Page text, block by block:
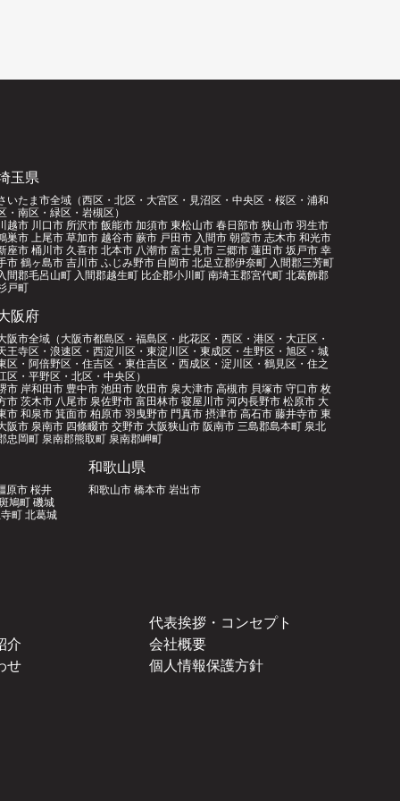
玉県
いたま市全域（西区・北区・大宮区・見沼区・中央区・桜区・浦和
・南区・緑区・岩槻区）
越市 川口市 所沢市 飯能市 加須市 東松山市 春日部市 狭山市 羽生市
巣市 上尾市 草加市 越谷市 蕨市 戸田市 入間市 朝霞市 志木市 和光市
座市 桶川市 久喜市 北本市 八潮市 富士見市 三郷市 蓮田市 坂戸市 幸
市 鶴ヶ島市 吉川市 ふじみ野市 白岡市 北足立郡伊奈町 入間郡三芳町
間郡毛呂山町 入間郡越生町 比企郡小川町 南埼玉郡宮代町 北葛飾郡
戸町
阪府
阪市全域（大阪市都島区・福島区・此花区・西区・港区・大正区・
王寺区・浪速区・西淀川区・東淀川区・東成区・生野区・旭区・城
区・阿倍野区・住吉区・東住吉区・西成区・淀川区・鶴見区・住之
区・平野区・北区・中央区）
市 岸和田市 豊中市 池田市 吹田市 泉大津市 高槻市 貝塚市 守口市 枚
市 茨木市 八尾市 泉佐野市 富田林市 寝屋川市 河内長野市 松原市 大
市 和泉市 箕面市 柏原市 羽曳野市 門真市 摂津市 高石市 藤井寺市 東
阪市 泉南市 四條畷市 交野市 大阪狭山市 阪南市 三島郡島本町 泉北
忠岡町 泉南郡熊取町 泉南郡岬町
原市 桜井
鳩町 磯城
町 北葛城
和歌山県
和歌山市 橋本市 岩出市
介
せ
代表挨拶・コンセプト
会社概要
個人情報保護方針